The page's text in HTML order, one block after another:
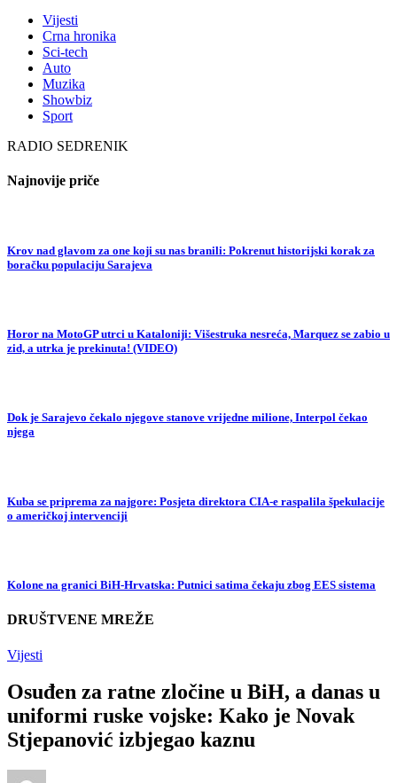
Vijesti
Crna hronika
Sci-tech
Auto
Muzika
Showbiz
Sport
RADIO SEDRENIK
Najnovije priče
Krov nad glavom za one koji su nas branili: Pokrenut historijski korak za
boračku populaciju Sarajeva
Horor na MotoGP utrci u Kataloniji: Višestruka nesreća, Marquez se zabio u
zid, a utrka je prekinuta! (VIDEO)
Dok je Sarajevo čekalo njegove stanove vrijedne milione, Interpol čekao
njega
Kuba se priprema za najgore: Posjeta direktora CIA-e raspalila špekulacije
o američkoj intervenciji
Kolone na granici BiH-Hrvatska: Putnici satima čekaju zbog EES sistema
DRUŠTVENE MREŽE
Vijesti
Osuđen za ratne zločine u BiH, a danas u
uniformi ruske vojske: Kako je Novak
Stjepanović izbjegao kaznu